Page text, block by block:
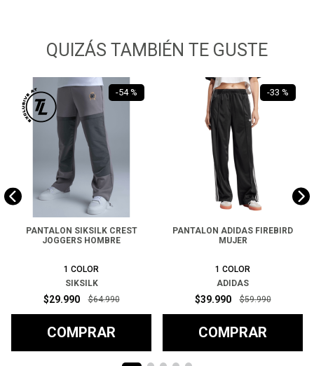
QUIZÁS TAMBIÉN TE GUSTE
-54 %
PANTALON SIKSILK CREST
JOGGERS HOMBRE
1 COLOR
SIKSILK
$29.990 $64.990
COMPRAR
-33 %
PANTALON ADIDAS FIREBIRD
MUJER
1 COLOR
ADIDAS
$39.990 $59.990
COMPRAR